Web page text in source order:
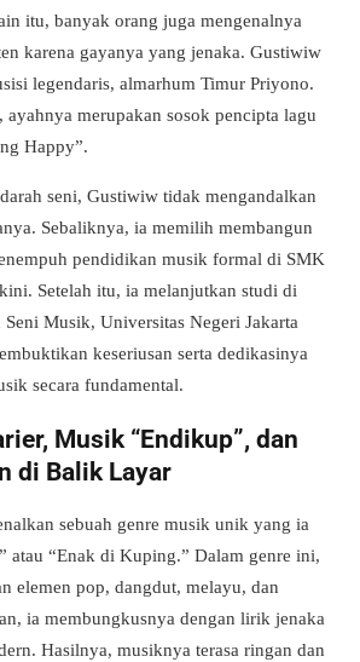
itu, banyak orang juga mengenalnya
karena gayanya yang jenaka. Gustiwiw
legendaris, almarhum Timur Priyono.
merupakan sosok pencipta lagu
Happy”.
seni, Gustiwiw tidak mengandalkan
Sebaliknya, ia memilih membangun
pendidikan musik formal di SMK
Setelah itu, ia melanjutkan studi di
Musik, Universitas Negeri Jakarta
keseriusan serta dedikasinya
secara fundamental.
Musik “Endikup”, dan
di Balik Layar
sebuah genre musik unik yang ia
atau “Enak di Kuping.” Dalam genre ini,
elemen pop, dangdut, melayu, dan
ia membungkusnya dengan lirik jenaka
Hasilnya, musiknya terasa ringan dan